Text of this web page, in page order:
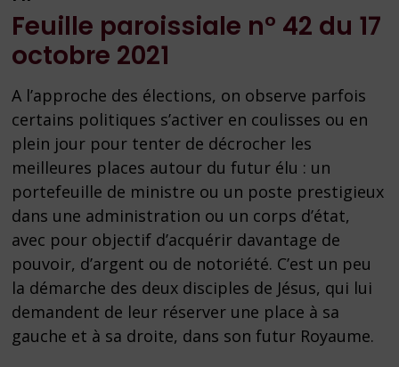
Feuille paroissiale n° 42 du 17
octobre 2021
A l’approche des élections, on observe parfois
certains politiques s’activer en coulisses ou en
plein jour pour tenter de décrocher les
meilleures places autour du futur élu : un
portefeuille de ministre ou un poste prestigieux
dans une administration ou un corps d’état,
avec pour objectif d’acquérir davantage de
pouvoir, d’argent ou de notoriété. C’est un peu
la démarche des deux disciples de Jésus, qui lui
demandent de leur réserver une place à sa
gauche et à sa droite, dans son futur Royaume.